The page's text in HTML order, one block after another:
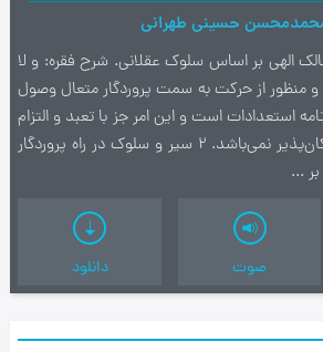
حسینی طهرانی
الهي بر اساس سلوك عقلاني. شرح فقره: و لا
باطلاً. 1 مقصود و منظور از حركت به سمت پروردگار متعال وصول
استعدادات است و اين امر جز با تعبد و التزام
به ملاكات و مباني راه امكان‌پذير نمي‌باشد. 2 سير و سلوك در راه پروردگار
...
صوت دانلود